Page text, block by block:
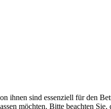
ihnen sind essenziell für den
möchten. Bitte beachten